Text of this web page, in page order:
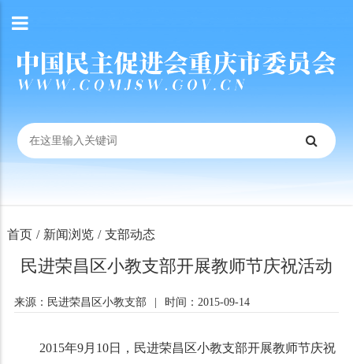
首页 / 新闻浏览 / 支部动态
民进荣昌区小教支部开展教师节庆祝活动
来源：民进荣昌区小教支部 时间：2015-09-14
2015年9月10日，民进荣昌区小教支部开展教师节庆祝